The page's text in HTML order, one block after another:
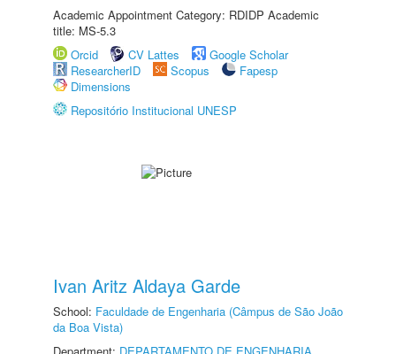
Academic Appointment Category: RDIDP Academic
title: MS-5.3
Orcid
CV Lattes
Google Scholar
ResearcherID
Scopus
Fapesp
Dimensions
Repositório Institucional UNESP
Ivan Aritz Aldaya Garde
School: Faculdade de Engenharia (Câmpus de São João
da Boa Vista)